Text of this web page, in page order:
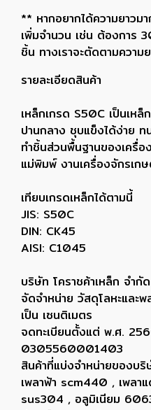
** หากอยากได้ความยาวม
เพิ่มจำนวน เช่น ต้องการ
ชิ้น ทางเราจะตัดตามความ
รายละเอียดสินค้า
เหล็กเกรด S50C เป็นเห
ปานกลาง ชุบแข็งได้ง่าย ท
ทำชิ้นส่วนพื้นฐานของเครื่
แม่พิมพ์ งานเครื่องจักรเก
เทียบเกรดเหล็กได้ตามนี้
JIS: S50C
DIN: CK45
AISI: C1045
บริษัท โคราชค้าเหล็ก จำกัด
จัดจำหน่าย วัสดุโลหะและ
เป็น เซนติเมตร
จดทะเบียนตั้งแต่ พ.ศ.
0305560001403
สินค้าที่แบ่งจำหน่ายของบ
เพลาฟ้า scm440 , เพลา
sus304 , อลูมิเนียม